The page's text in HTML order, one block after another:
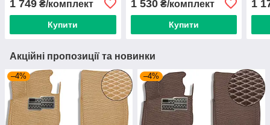
1 749 ₴/комплект
Купити
Комплект-Все кольору
(EcoLoop), Каучук (ПВХ)
1 530₴/комплект
Купити
1
Акційні пропозиції та новинки
–4% –4%